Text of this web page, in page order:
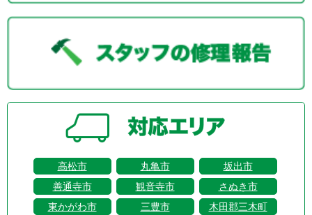
高松市 丸亀市
坂出市
善通寺市
観音寺市
さぬき市
東かがわ市
三豊市
木田郡三木町